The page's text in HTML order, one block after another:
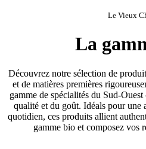
Le Vieux
La
Découvrez notre sélection de
et de matières premières
gamme de spécialités du Sud-
qualité et du goût. Idéals pour une
quotidien, ces produits allient
gamme bio et composez vos